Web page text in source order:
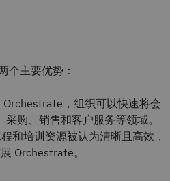
个主要优势：
Orchestrate，组织可以快速将会
购、销售和客户服务等领域。
和培训资源被认为清晰且高效，
Orchestrate。